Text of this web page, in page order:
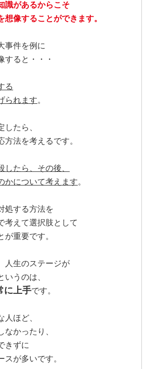
識があるからこそ
想像することができます。
事件を例に
すると・・・
る
られます。
したら、
方法を考えるです。
したら、その後、
かについて考えます。
処する方法を
考えて選択肢として
が重要です。
人生のステージが
いうのは、
に上手です。
人ほど、
なかったり、
きずに
スが多いです。